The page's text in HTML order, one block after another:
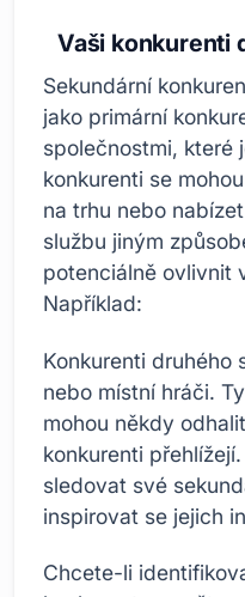
Vaši konkurenti
Sekundární
jako primární
společnostmi, které
konkurenti se
na trhu nebo
službu jiným
potenciálně ovlivnit
Například:
Konkurenti druhého
nebo místní hráči.
mohou někdy
konkurenti
sledovat své
inspirovat se jejich
Chcete-li